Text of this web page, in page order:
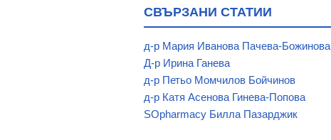
СВЪРЗАНИ СТАТИИ
д-р Мария Иванова Пачева-Божинова
Д-р Ирина Ганева
д-р Петьо Момчилов Бойчинов
д-р Катя Асенова Гинева-Попова
SOpharmacy Билла Пазарджик